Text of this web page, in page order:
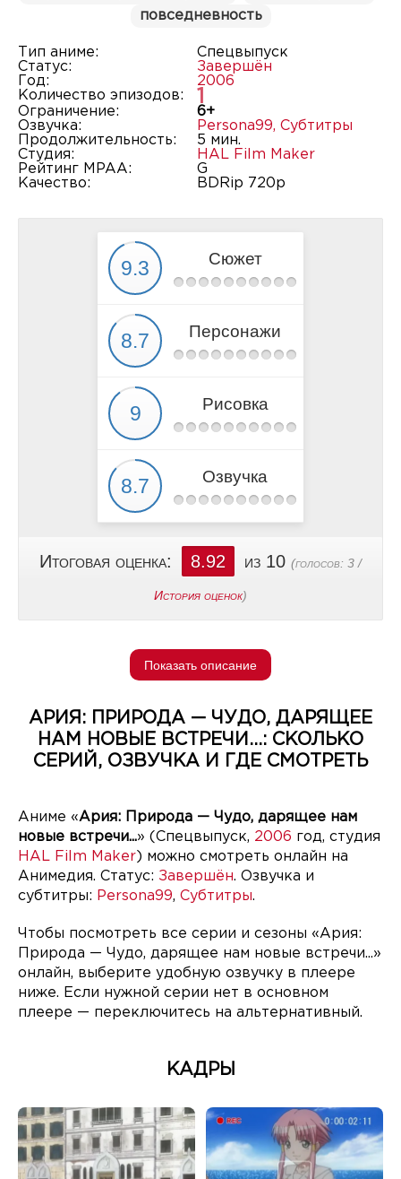
повседневность
Тип аниме:
Спецвыпуск
Статус:
Завершён
Год:
2006
Количество эпизодов:
1
Ограничение:
6+
Озвучка:
Persona99, Субтитры
Продолжительность:
5 мин.
Студия:
HAL Film Maker
Рейтинг MPAA:
G
Качество:
BDRip 720p
Сюжет
Персонажи
Рисовка
Озвучка
Итоговая оценка: 8.92 из 10 (голосов: 3 /
История оценок)
Показать описание
АРИЯ: ПРИРОДА — ЧУДО, ДАРЯЩЕЕ
НАМ НОВЫЕ ВСТРЕЧИ...: СКОЛЬКО
СЕРИЙ, ОЗВУЧКА И ГДЕ СМОТРЕТЬ
Аниме «Ария: Природа — Чудо, дарящее нам
новые встречи...» (Спецвыпуск, 2006 год, студия
HAL Film Maker ) можно смотреть онлайн на
Анимедия. Статус: Завершён. Озвучка и
субтитры: Persona99, Субтитры.
Чтобы посмотреть все серии и сезоны «Ария:
Природа — Чудо, дарящее нам новые встречи...»
онлайн, выберите удобную озвучку в плеере
ниже. Если нужной серии нет в основном
плеере — переключитесь на альтернативный.
КАДРЫ